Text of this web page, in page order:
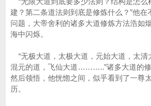
建？第二条道法则到底是修炼什么？”他在
问题，大帝舍利的诸多大道修炼方法浩如
海中闪烁。
“无极大道，太极大道，元始大道，太清
混元的道，飞仙大道………..”诸多大道的修
然后领悟，他恍惚之间，似乎看到了一尊
历。